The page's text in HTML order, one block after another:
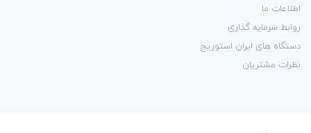
اطلاعات ما
روابط سرمایه گذاری
دستگاه های ایران استوریج
نظرات مشتریان